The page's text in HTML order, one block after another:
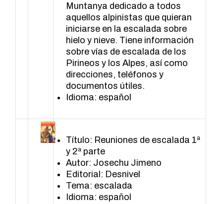
Muntanya dedicado a todos
aquellos alpinistas que quieran
iniciarse en la escalada sobre
hielo y nieve. Tiene información
sobre vías de escalada de los
Pirineos y los Alpes, así como
direcciones, teléfonos y
documentos útiles.
Idioma: español
Título: Reuniones de escalada 1ª
y 2ª parte
Autor: Josechu Jimeno
Editorial: Desnivel
Tema: escalada
Idioma: español